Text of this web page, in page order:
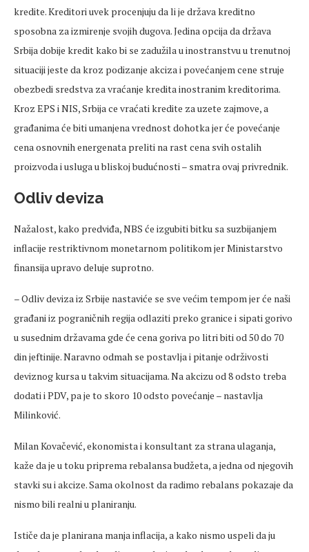
kredite. Kreditori uvek procenjuju da li je država kreditno
sposobna za izmirenje svojih dugova. Jedina opcija da država
Srbija dobije kredit kako bi se zadužila u inostranstvu u trenutnoj
situaciji jeste da kroz podizanje akciza i povećanjem cene struje
obezbedi sredstva za vraćanje kredita inostranim kreditorima.
Kroz EPS i NIS, Srbija ce vraćati kredite za uzete zajmove, a
građanima će biti umanjena vrednost dohotka jer će povećanje
cena osnovnih energenata preliti na rast cena svih ostalih
proizvoda i usluga u bliskoj budućnosti – smatra ovaj privrednik.
Odliv deviza
Nažalost, kako predviđa, NBS će izgubiti bitku sa suzbijanjem
inflacije restriktivnom monetarnom politikom jer Ministarstvo
finansija upravo deluje suprotno.
– Odliv deviza iz Srbije nastaviće se sve većim tempom jer će naši
građani iz pograničnih regija odlaziti preko granice i sipati gorivo
u susednim državama gde će cena goriva po litri biti od 50 do 70
din jeftinije. Naravno odmah se postavlja i pitanje održivosti
deviznog kursa u takvim situacijama. Na akcizu od 8 odsto treba
dodati i PDV, pa je to skoro 10 odsto povećanje – nastavlja
Milinković.
Milan Kovačević, ekonomista i konsultant za strana ulaganja,
kaže da je u toku priprema rebalansa budžeta, a jedna od njegovih
stavki su i akcize. Sama okolnost da radimo rebalans pokazaje da
nismo bili realni u planiranju.
Ističe da je planirana manja inflacija, a kako nismo uspeli da ju